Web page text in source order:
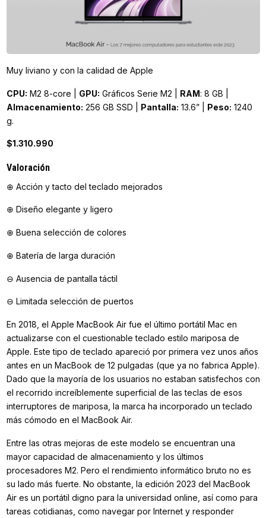
Muy liviano y con la calidad de Apple
CPU: M2 8-core | GPU: Gráficos Serie M2 | RAM: 8 GB |
Almacenamiento: 256 GB SSD | Pantalla: 13.6” | Peso: 1240
g.
$1.310.990
Valoración
⊕ Acción y tacto del teclado mejorados
⊕ Diseño elegante y ligero
⊕ Buena selección de colores
⊕ Batería de larga duración
⊖ Ausencia de pantalla táctil
⊖ Limitada selección de puertos
En 2018, el Apple MacBook Air fue el último portátil Mac en
actualizarse con el cuestionable teclado estilo mariposa de
Apple. Este tipo de teclado apareció por primera vez unos años
antes en un MacBook de 12 pulgadas (que ya no fabrica Apple).
Dado que la mayoría de los usuarios no estaban satisfechos con
el recorrido increíblemente superficial de las teclas de esos
interruptores de mariposa, la marca ha incorporado un teclado
más cómodo en el MacBook Air.
Entre las otras mejoras de este modelo se encuentran una
mayor capacidad de almacenamiento y los últimos
procesadores M2. Pero el rendimiento informático bruto no es
su lado más fuerte. No obstante, la edición 2023 del MacBook
Air es un portátil digno para la universidad online, así como para
tareas cotidianas, como navegar por Internet y responder